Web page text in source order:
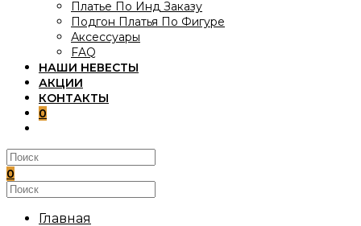
Платье По Инд Заказу
Подгон Платья По Фигуре
Аксессуары
FAQ
НАШИ НЕВЕСТЫ
АКЦИИ
КОНТАКТЫ
0
ПО
ВЕБ-
САЙТУ
0
Поиск
на
сайтеГлавная